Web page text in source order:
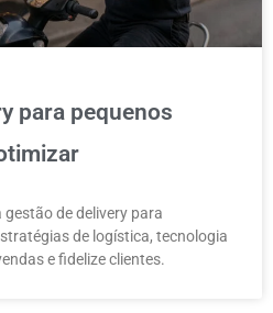
para pequenos
de delivery para
de logística, tecnologia
e fidelize clientes.